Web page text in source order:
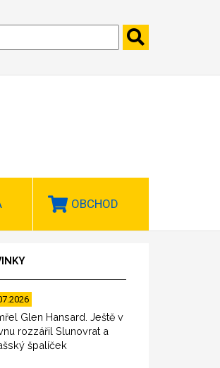
OBCHOD
Glen Hansard. Ještě v
rozzářil Slunovrat a
špalíček